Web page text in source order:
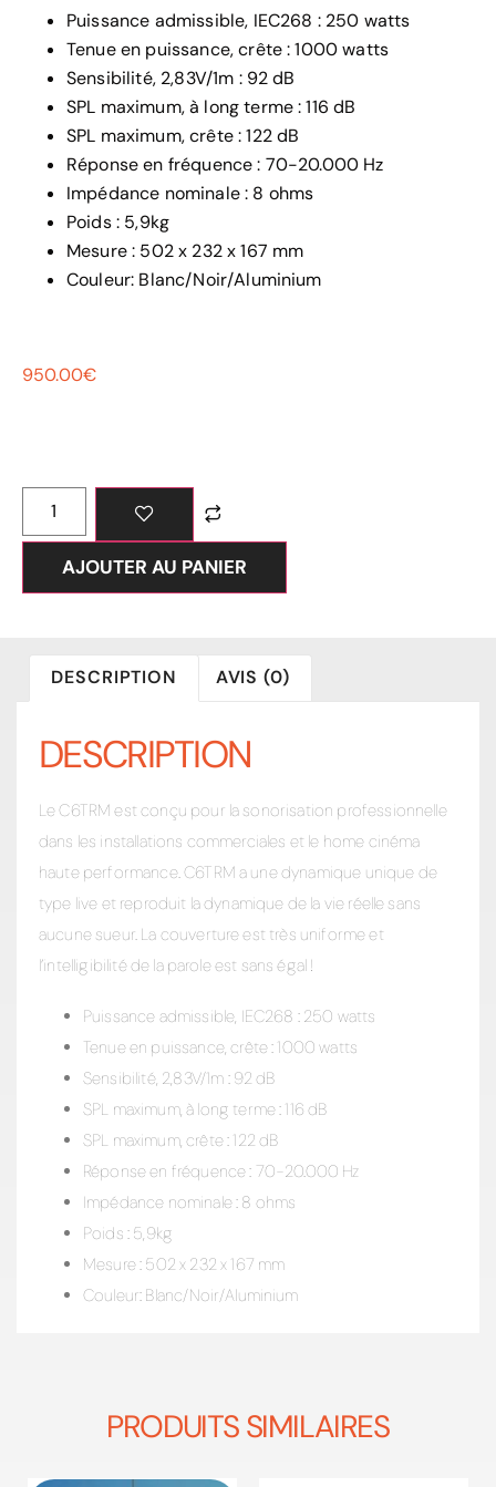
Puissance admissible, IEC268 : 250 watts
Tenue en puissance, crête : 1000 watts
Sensibilité, 2,83V/1m : 92 dB
SPL maximum, à long terme : 116 dB
SPL maximum, crête : 122 dB
Réponse en fréquence : 70-20.000 Hz
Impédance nominale : 8 ohms
Poids : 5,9kg
Mesure : 502 x 232 x 167 mm
Couleur: Blanc/Noir/Aluminium
950.00€
AJOUTER AU PANIER
DESCRIPTION AVIS (0)
DESCRIPTION
Le C6TRM est conçu pour la sonorisation professionnelle
dans les installations commerciales et le home cinéma
haute performance.C6TRM a une dynamique unique de
type live et reproduit la dynamique de la vie réelle sans
aucune sueur. La couverture est très uniforme et
l’intelligibilité de la parole est sans égal !
Puissance admissible, IEC268 : 250 watts
Tenue en puissance, crête : 1000 watts
Sensibilité, 2,83V/1m : 92 dB
SPL maximum, à long terme : 116 dB
SPL maximum, crête : 122 dB
Réponse en fréquence : 70-20.000 Hz
Impédance nominale : 8 ohms
Poids : 5,9kg
Mesure : 502 x 232 x 167 mm
Couleur: Blanc/Noir/Aluminium
PRODUITS SIMILAIRES